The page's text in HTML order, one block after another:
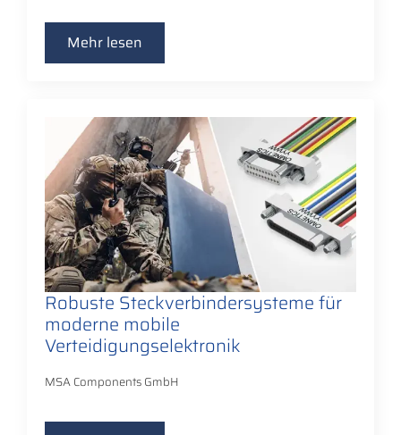
Mehr lesen
Robuste Steckverbindersysteme für
moderne mobile
Verteidigungselektronik
MSA Components GmbH